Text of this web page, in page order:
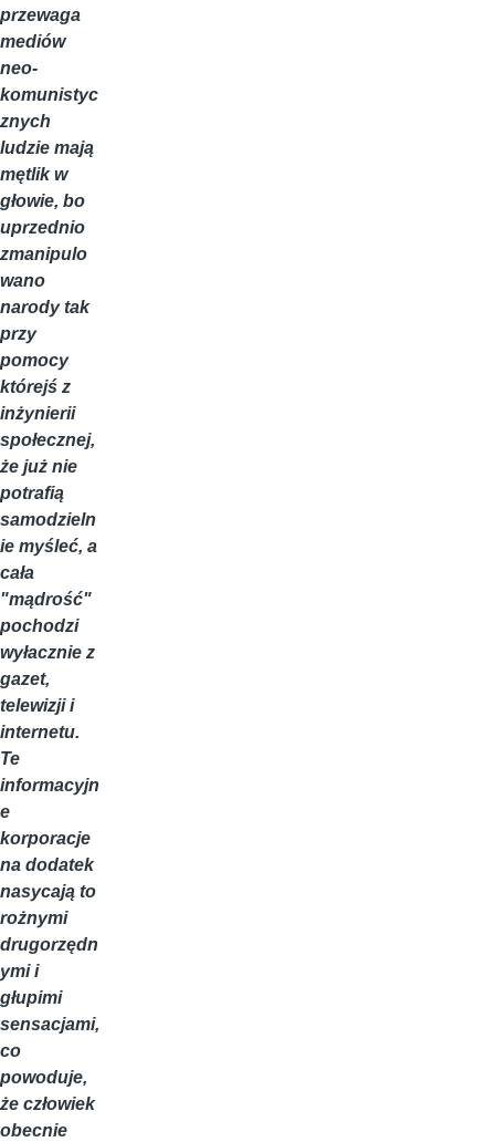
przewaga
mediów
neo-
komunistyc
znych
ludzie mają
mętlik w
głowie, bo
uprzednio
zmanipulo
wano
narody tak
przy
pomocy
którejś z
inżynierii
społecznej,
że już nie
potrafią
samodzieln
ie myśleć, a
cała
"mądrość"
pochodzi
wyłacznie z
gazet,
telewizji i
internetu.
Te
informacyjn
e
korporacje
na dodatek
nasycają to
rożnymi
drugorzędn
ymi i
głupimi
sensacjami,
co
powoduje,
że człowiek
obecnie